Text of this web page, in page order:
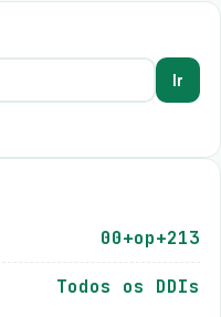
Ir
00+op+213
Todos os DDIs